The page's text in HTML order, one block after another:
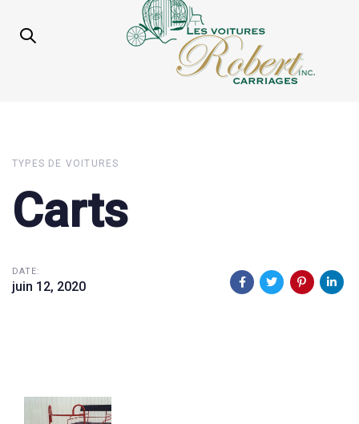
TYPES DE VOITURES
Carts
DATE:
juin 12, 2020